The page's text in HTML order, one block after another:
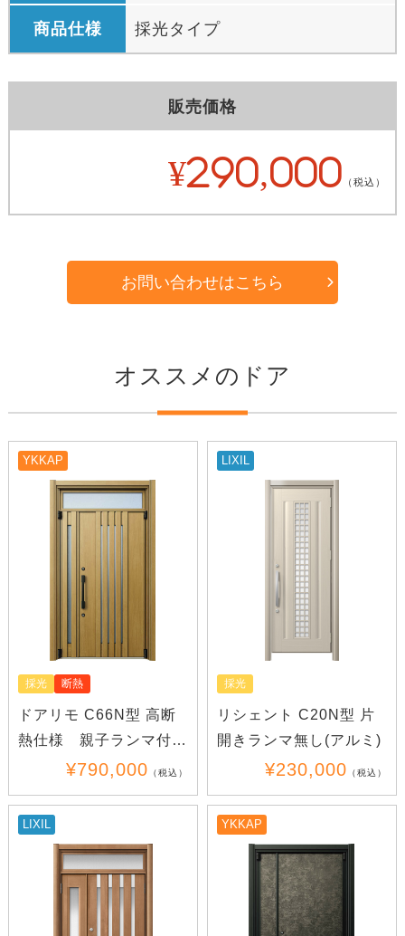
商品仕様 採光タイプ
販売価格
¥290,000 （税込）
お問い合わせはこちら
オススメのドア
YKKAP
採光 断熱
ドアリモ C66N型 高断
熱仕様 親子ランマ付き
¥790,000 （税込）
LIXIL
採光
リシェント C20N型 片
開きランマ無し(アルミ)
¥230,000 （税込）
LIXIL YKKAP